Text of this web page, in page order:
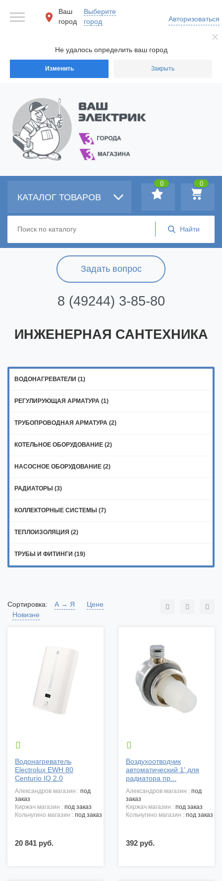
Не удалось определить ваш город
Изменить Закрыть
Ваш
город
Выберите
город
Авторизоваться
Задать вопрос
8 (49244) 3-85-80
КАТАЛОГ ТОВАРОВ
0
0
ИНЖЕНЕРНАЯ САНТЕХНИКА
ВОДОНАГРЕВАТЕЛИ (1)
РЕГУЛИРУЮЩАЯ АРМАТУРА (1)
ТРУБОПРОВОДНАЯ АРМАТУРА (2)
КОТЕЛЬНОЕ ОБОРУДОВАНИЕ (2)
НАСОСНОЕ ОБОРУДОВАНИЕ (2)
РАДИАТОРЫ (3)
КОЛЛЕКТОРНЫЕ СИСТЕМЫ (7)
ТЕПЛОИЗОЛЯЦИЯ (2)
ТРУБЫ И ФИТИНГИ (19)
Сортировка: А → Я
Цене
Новизне

Водонагреватель
Electrolux EWH 80
Centurio IQ 2.0
александров магазин : под
заказ
киржач магазин : под заказ
кольчугино магазин : под заказ
20 841 руб.

Воздухоотводчик
автоматический 1' для
радиатора пр...
александров магазин : под
заказ
киржач магазин : под заказ
кольчугино магазин : под заказ
392 руб.